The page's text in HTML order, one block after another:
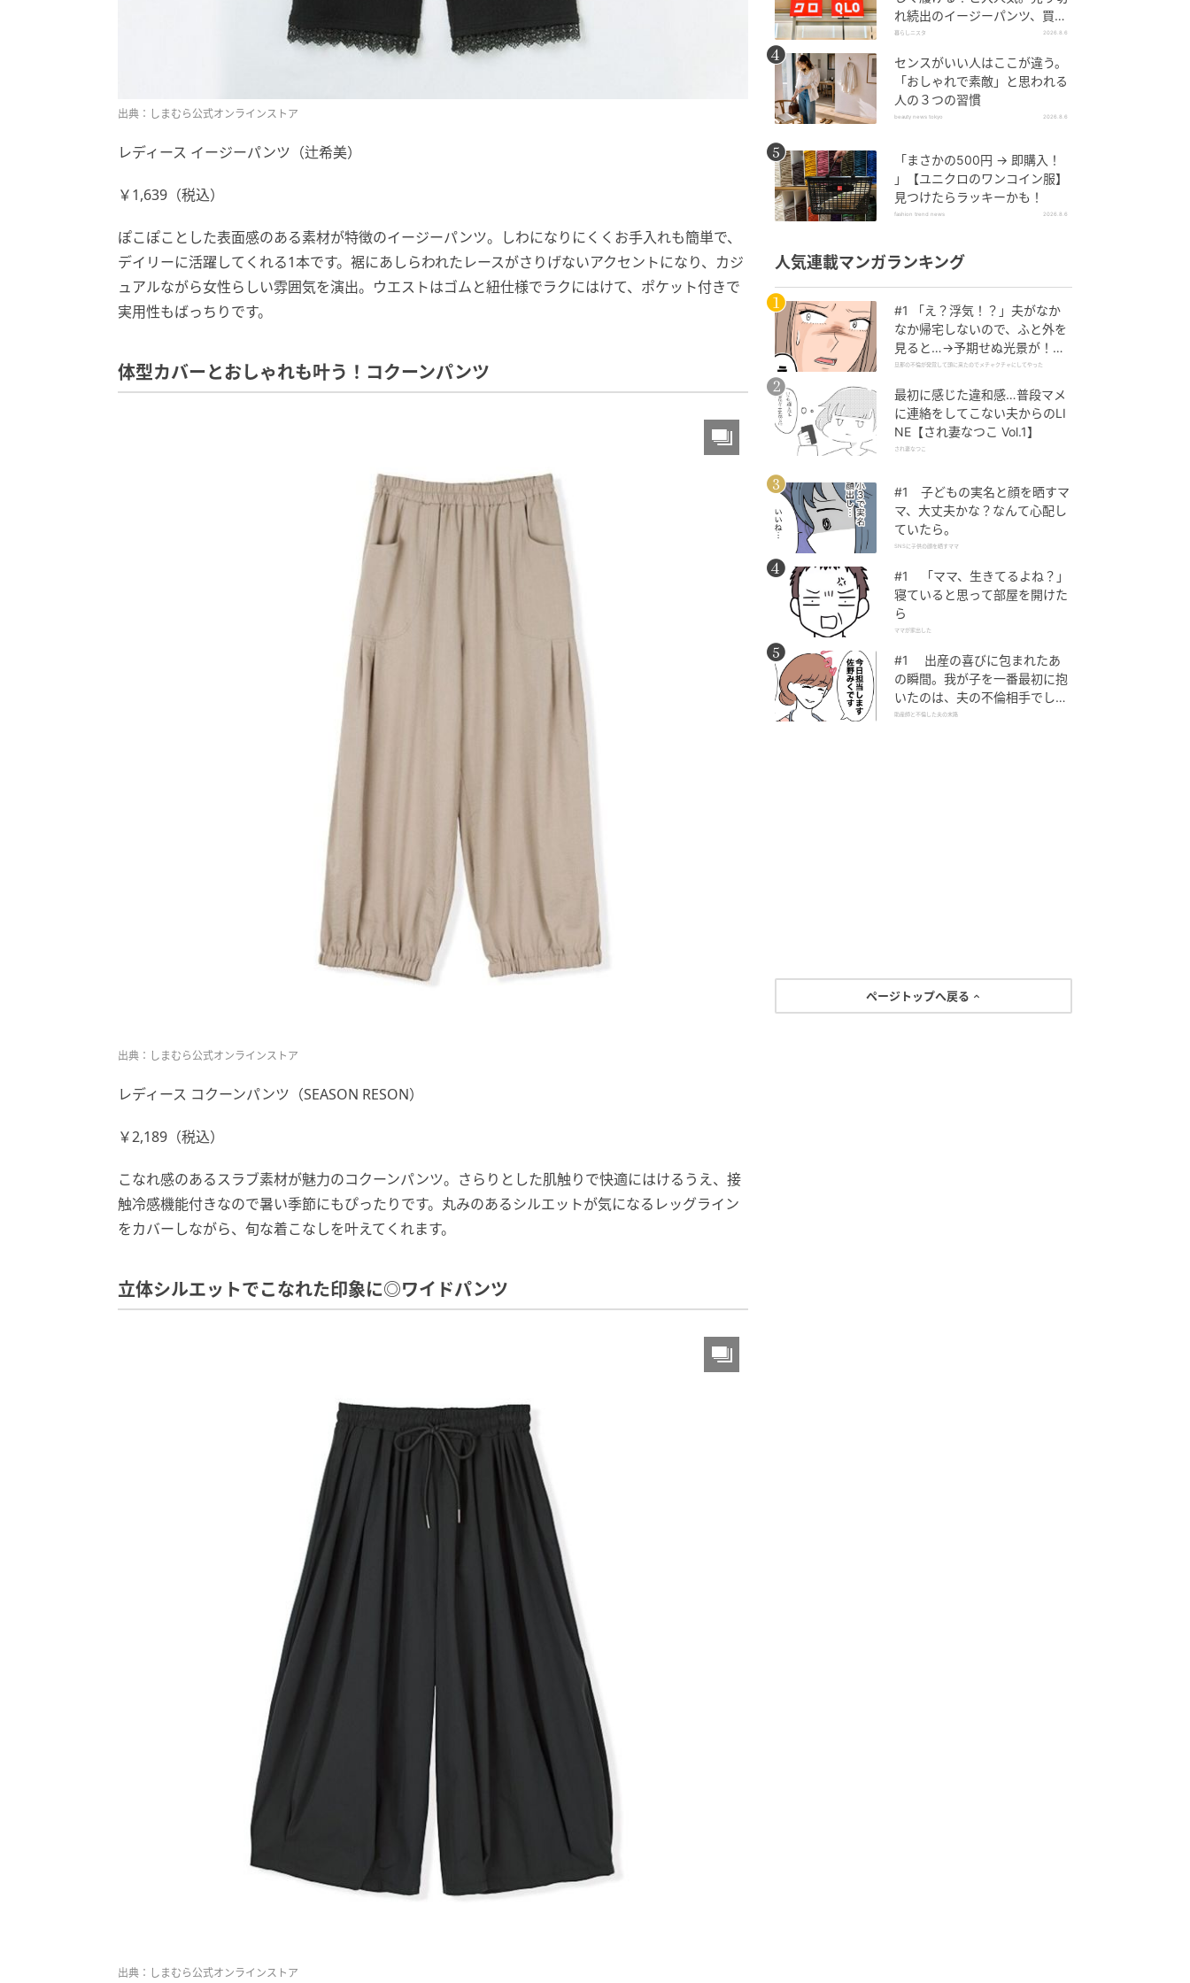
出典：しまむら公式オンラインストア
レディース イージーパンツ（辻希美）
￥1,639（税込）
ぽこぽことした表面感のある素材が特徴のイージーパンツ。しわになりにくくお手入れも簡単で、
デイリーに活躍してくれる1本です。裾にあしらわれたレースがさりげないアクセントになり、カジ
ュアルながら女性らしい雰囲気を演出。ウエストはゴムと紐仕様でラクにはけて、ポケット付きで
実用性もばっちりです。
体型カバーとおしゃれも叶う！コクーンパンツ
出典：しまむら公式オンラインストア
レディース コクーンパンツ（SEASON RESON）
￥2,189（税込）
こなれ感のあるスラブ素材が魅力のコクーンパンツ。さらりとした肌触りで快適にはけるうえ、接
触冷感機能付きなので暑い季節にもぴったりです。丸みのあるシルエットが気になるレッグライン
をカバーしながら、旬な着こなしを叶えてくれます。
立体シルエットでこなれた印象に◎ワイドパンツ
出典：しまむら公式オンラインストア
れ続出のイージーパンツ、買っ
てみた！
暮らしニスタ 2026.8.6
センスがいい人はここが違う。
「おしゃれで素敵」と思われる
人の３つの習慣
beauty news tokyo 2026.8.6
「まさかの500円 → 即購入！
」【ユニクロのワンコイン服】
見つけたらラッキーかも！
fashion trend news 2026.8.6
人気連載マンガランキング
#1 「え？浮気！？」夫がなか
なか帰宅しないので、ふと外を
見ると…→予期せぬ光景が！｜
旦那の不倫が発覚して頭に来た
旦那の不倫が発覚して頭に来たのでメチャクチャにしてやった
最初に感じた違和感…普段マメ
に連絡をしてこない夫からのLI
NE【され妻なつこ Vol.1】
され妻なつこ
#1 子どもの実名と顔を晒すマ
マ、大丈夫かな？なんて心配し
ていたら。
SNSに子供の顔を晒すママ
#1 「ママ、生きてるよね？」
寝ていると思って部屋を開けた
ら
ママが家出した
#1 出産の喜びに包まれたあ
の瞬間。我が子を一番最初に抱
いたのは、夫の不倫相手でし
た。
助産師と不倫した夫の末路
ページトップへ戻る